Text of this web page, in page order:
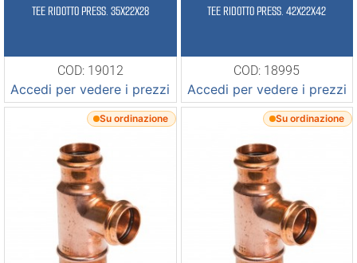
TEE RIDOTTO PRESS. 35X22X28
COD: 19012
Accedi per vedere i prezzi
TEE RIDOTTO PRESS. 42X22X42
COD: 18995
Accedi per vedere i prezzi
Su ordinazione Su ordinazione